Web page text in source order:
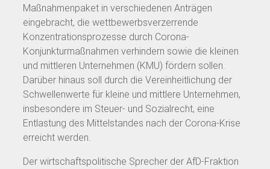
Maßnahmenpaket in verschiedenen Anträgen
eingebracht, die wettbewerbsverzerrende
Konzentrationsprozesse durch Corona-
Konjunkturmaßnahmen verhindern sowie die kleinen
und mittleren Unternehmen (KMU) fördern sollen.
Darüber hinaus soll durch die Vereinheitlichung der
Schwellenwerte für kleine und mittlere Unternehmen,
insbesondere im Steuer- und Sozialrecht, eine
Entlastung des Mittelstandes nach der Corona-Krise
erreicht werden.
Der wirtschaftspolitische Sprecher der AfD-Fraktion